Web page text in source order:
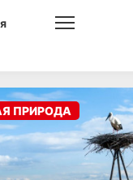
ПРИРОДА